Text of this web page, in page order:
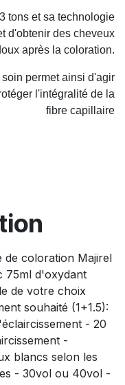
tons et sa technologie
d'obtenir des cheveux
après la coloration.
permet ainsi d'agir
l'intégralité de la
fibre capillaire
de coloration Majirel
75ml d'oxydant
de votre choix
souhaité (1+1.5):
- 20
-
blancs selon les
- 30vol ou 40vol -